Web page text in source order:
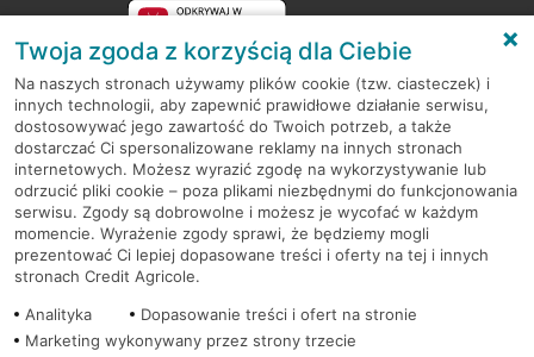
RODO
Regulamin serwisu
Mapa serwisu
PolitykaCookies
Twoja zgoda z korzyścią dla Ciebie
Na naszych stronach używamy plików cookie (tzw. ciasteczek) i
innych technologii, aby zapewnić prawidłowe działanie serwisu,
dostosowywać jego zawartość do Twoich potrzeb, a także
dostarczać Ci spersonalizowane reklamy na innych stronach
internetowych. Możesz wyrazić zgodę na wykorzystywanie lub
odrzucić pliki cookie – poza plikami niezbędnymi do funkcjonowania
serwisu. Zgody są dobrowolne i możesz je wycofać w każdym
momencie. Wyrażenie zgody sprawi, że będziemy mogli
prezentować Ci lepiej dopasowane treści i oferty na tej i innych
stronach Credit Agricole.
Analityka
Dopasowanie treści i ofert na stronie
Marketing wykonywany przez strony trzecie